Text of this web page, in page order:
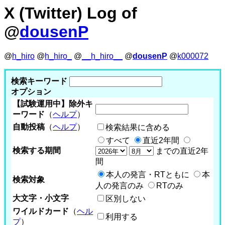
X (Twitter) Log of
@dousenP
@h_hiro @h_hiro_ @ __h_hiro__ @dousenP @k000072
検索キーワード
オプション
【試験運用中】除外キ
ーワード （ヘルプ）
自動投稿 （ヘルプ） 検索結果に含める
検索する期間
すべて
直近2年間
までの直近2年
間
検索対象
本人の発言・RTともに
本
人の発言のみ
RTのみ
大文字・小文字
区別しない
ワイルドカード （ヘル
プ）
利用する